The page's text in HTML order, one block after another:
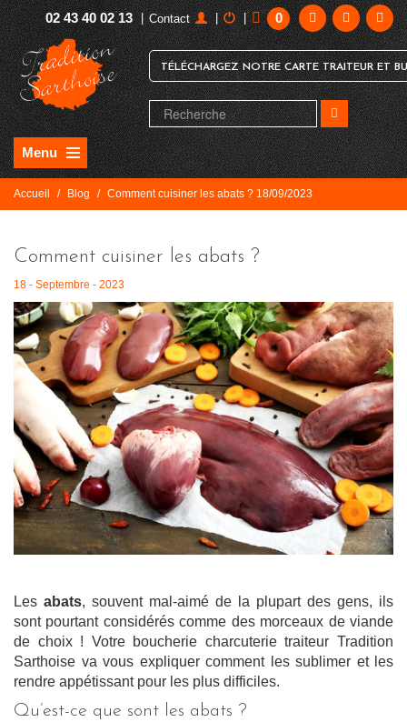
02 43 40 02 13 | Contact | | 0
TÉLÉCHARGEZ NOTRE CARTE TRAITEUR ET
Menu
Accueil / Blog / Comment cuisiner les abats ? 18/09/2023
Comment cuisiner les abats ?
18 - Septembre - 2023
Les abats, souvent mal-aimé de la plupart des gens, ils
sont pourtant considérés comme des morceaux de viande
de choix ! Votre boucherie charcuterie traiteur Tradition
Sarthoise va vous expliquer comment les sublimer et les
rendre appétissant pour les plus difficiles.
Qu’est-ce que sont les abats ?